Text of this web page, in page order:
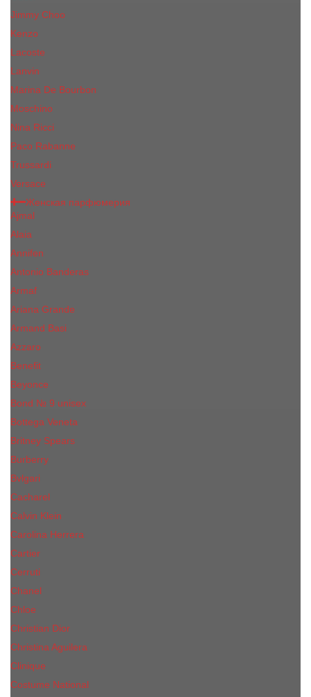
Jimmy Choo
Kenzo
Lacoste
Lanvin
Marina De Bourbon
Moschino
Nina Ricci
Paco Rabanne
Trussardi
Versace
Женская парфюмерия
Ajmal
Alaia
Annifen
Antonio Banderas
Armaf
Ariana Grande
Armand Basi
Azzaro
Benefit
Beyonce
Bond № 9 unisex
Bottega Veneta
Britney Spears
Burberry
Bvlgari
Cacharel
Calvin Klein
Carolina Herrera
Cartier
Cerruti
Сhanеl
Chloe
Christian Dior
Christina Aguilera
Сliniquе
Costume National